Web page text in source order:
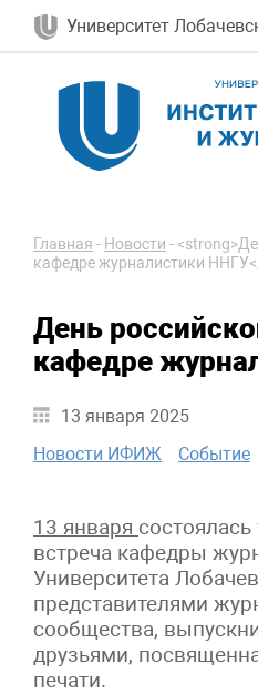
Университет
Главная - Новости -
кафедре журналистики
День
кафедре
13 января 2025
Новости ИФИЖ
Событие
13 января
встреча кафедры
Университета
представителями
сообщества,
друзьями,
печати.